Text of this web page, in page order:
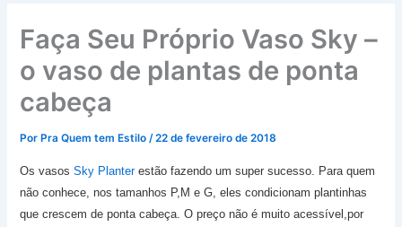
Faça Seu Próprio Vaso Sky –
o vaso de plantas de ponta
cabeça
Por Pra Quem tem Estilo/22 de fevereiro de 2018
Os vasosSky Planterestão fazendo um super sucesso. Para quem
não conhece, nos tamanhos P,M e G, eles condicionam plantinhas
que crescem de ponta cabeça. O preço não é muito acessível,por